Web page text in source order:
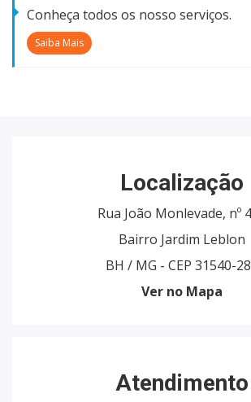
Conheça todos os nosso serviços.
Saiba Mais
Localização
Rua João Monlevade, nº
Bairro Jardim Leblon
BH / MG - CEP 31540-
Ver no Mapa
Atendimento